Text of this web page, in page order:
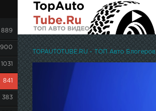
889
900
1031
841
383
TOPAUTOTUBE.RU - ТОП Авто